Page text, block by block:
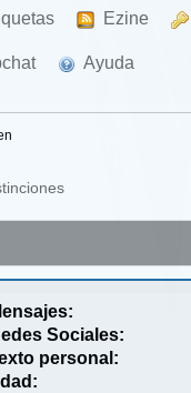
Ezine
Ayuda
Sociales:
personal: